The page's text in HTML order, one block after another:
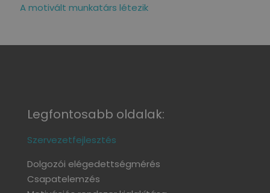
A motivált munkatárs létezik
Legfontosabb oldalak:
Szervezetfejlesztés
Dolgozói elégedettségmérés
Csapatelemzés